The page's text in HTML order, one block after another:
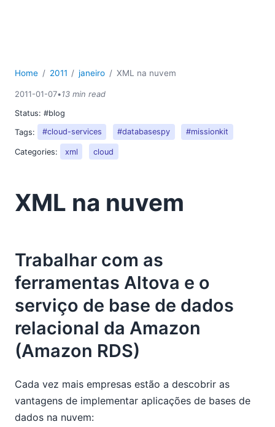
Home 2011 janeiro XML na nuvem
2011-01-07•13 min read
Status: #blog
Tags:
#cloud-services #databasespy #missionkit
Categories: xml cloud
XML na nuvem
Trabalhar com as
ferramentas Altova e o
serviço de base de dados
relacional da Amazon
(Amazon RDS)
Cada vez mais empresas estão a descobrir as
vantagens de implementar aplicações de bases de
dados na nuvem: